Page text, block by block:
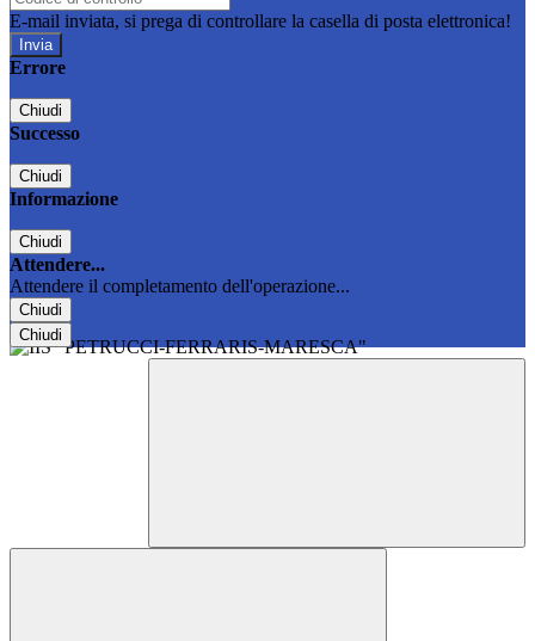
E-mail inviata, si prega di controllare la casella di posta elettronica!
Errore
Chiudi
Successo
Chiudi
Informazione
Chiudi
Attendere...
Attendere il completamento dell'operazione...
Chiudi
Chiudi